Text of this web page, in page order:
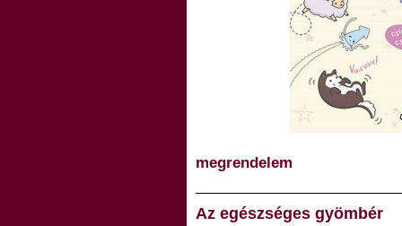
megrendelem
Az egészséges gyömbér